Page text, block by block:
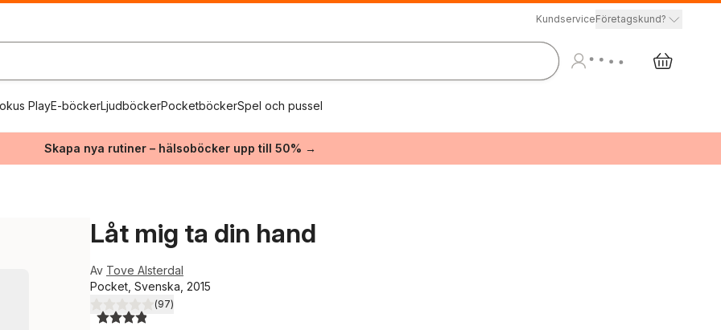
KundserviceFöretagskund?
PlayE-böckerLjudböckerPocketböckerSpel och pussel
Skapa nya rutiner – hälsoböcker upp till 50% →
Låt mig ta din hand
Av Tove Alsterdal
Pocket, Svenska, 2015
3,9utav 5 stjärnor. Totalt antal röster:
(97)